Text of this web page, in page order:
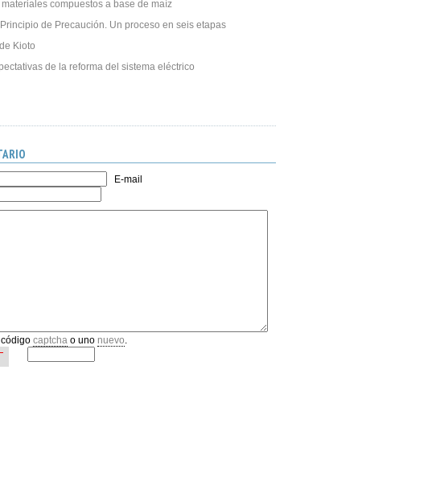
compuestos a base de maíz
de Precaución. Un proceso en seis etapas
Kioto
de la reforma del sistema eléctrico
E-mail
captchao uno nuevo.